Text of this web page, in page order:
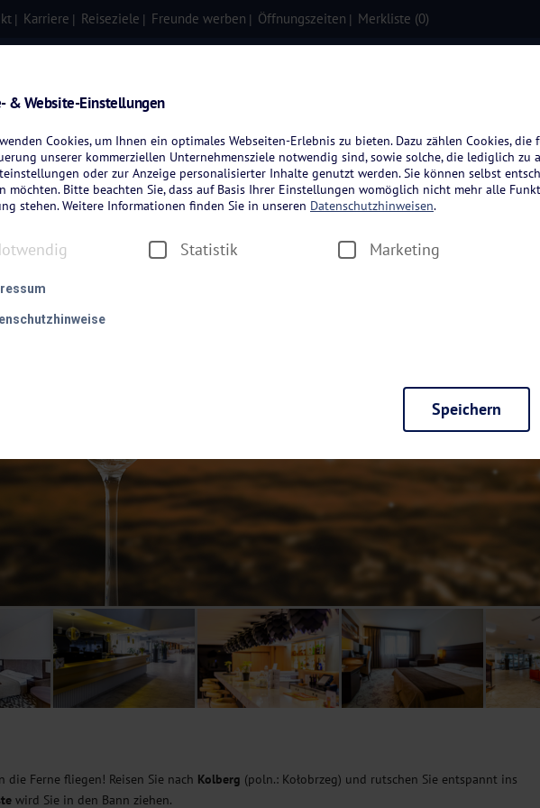
Karriere Reiseziele Freunde werben Öffnungszeiten Merkliste (0)
Ferne fliegen! Reisen Sie nach Kolberg (poln.: Kołobrzeg) und rutschen Sie entspannt ins
wird Sie in den Bann ziehen.
& Website-Einstellungen
Cookies, um Ihnen ein optimales Webseiten-Erlebnis zu bieten. Dazu zählen Cookies,
unserer kommerziellen Unternehmensziele notwendig sind, sowie solche, die lediglich zu
oder zur Anzeige personalisierter Inhalte genutzt werden. Sie können selbst
möchten. Bitte beachten Sie, dass auf Basis Ihrer Einstellungen womöglich nicht mehr alle
stehen. Weitere Informationen finden Sie in unseren Datenschutzhinweisen.
Statistik Marketing
sind für den Betrieb der Seite unbedingt notwendig und ermöglichen beispielsweise
um Ihnen unsere Dienste bei einem erneuten Besuch unserer Seite schneller zur Verfügung zu
Angebot und unsere Webseite weiter zu verbessern, erfassen wir anonymisierte Daten für
Cookies können wir beispielsweise die Besucherzahlen und den Effekt bestimmter Seiten unseres
Inhalte optimieren. Wir nutzen hierfür Dienste von Google und Facebook. Durch diese Dienste
. Sie können Ihre Einwilligung jederzeit in den
werden genutzt, um Ihnen personalisierte Inhalte, passend zu Ihren Interessen anzuzeigen.
Speichern